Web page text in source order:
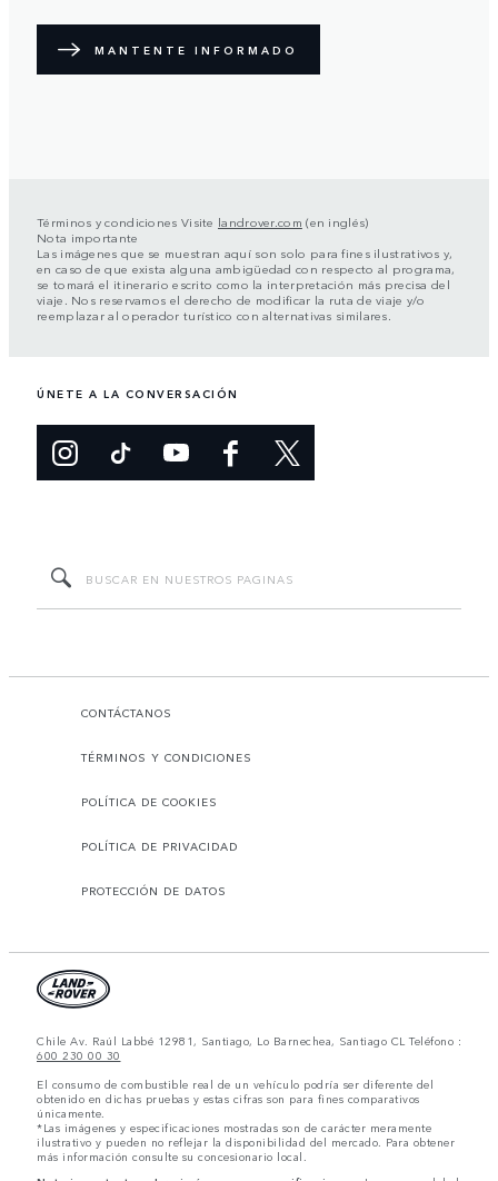
MANTENTE INFORMADO
Términos y condiciones Visite landrover.com (en inglés)
Nota importante
Las imágenes que se muestran aquí son solo para fines ilustrativos y,
en caso de que exista alguna ambigüedad con respecto al programa,
se tomará el itinerario escrito como la interpretación más precisa del
viaje. Nos reservamos el derecho de modificar la ruta de viaje y/o
reemplazar al operador turístico con alternativas similares.
ÚNETE A LA CONVERSACIÓN
CONTÁCTANOS
TÉRMINOS Y CONDICIONES
POLÍTICA DE COOKIES
POLÍTICA DE PRIVACIDAD
PROTECCIÓN DE DATOS
Chile Av. Raúl Labbé 12981, Santiago, Lo Barnechea, Santiago CL Teléfono :
600 230 00 30
El consumo de combustible real de un vehículo podría ser diferente del
obtenido en dichas pruebas y estas cifras son para fines comparativos
únicamente.
*Las imágenes y especificaciones mostradas son de carácter meramente
ilustrativo y pueden no reflejar la disponibilidad del mercado. Para obtener
más información consulte su concesionario local.